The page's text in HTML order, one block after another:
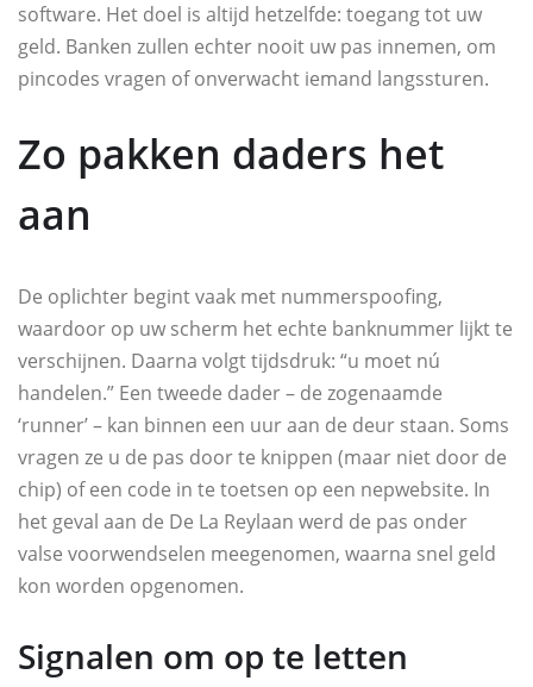
software. Het doel is altijd hetzelfde: toegang tot uw
geld. Banken zullen echter nooit uw pas innemen, om
pincodes vragen of onverwacht iemand langssturen.
Zo pakken daders het
aan
De oplichter begint vaak met nummer­spoofing,
waardoor op uw scherm het echte banknummer lijkt te
verschijnen. Daarna volgt tijdsdruk: “u moet nú
handelen.” Een tweede dader – de zogenaamde
‘runner’ – kan binnen een uur aan de deur staan. Soms
vragen ze u de pas door te knippen (maar niet door de
chip) of een code in te toetsen op een nepwebsite. In
het geval aan de De La Reylaan werd de pas onder
valse voorwendselen meegenomen, waarna snel geld
kon worden opgenomen.
Signalen om op te letten